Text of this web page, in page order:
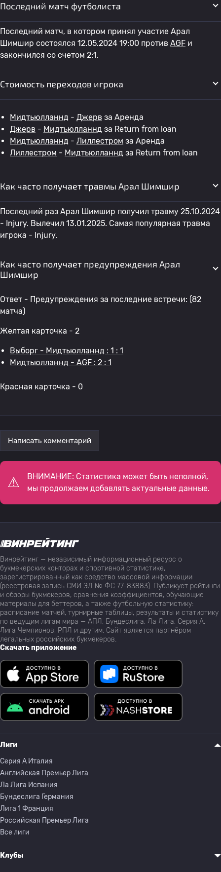
Последний матч футболиста
Последний матч, в котором принял участие Арал
Шимшир состоялся 12.05.2024 19:00 против AGF и
закончился со счетом 2:1.
Стоимость переходов игрока
Мидтьюлланнд - Джерв за Аренда
Джерв - Мидтьюлланнд за Return from loan
Мидтьюлланнд - Лиллестром за Аренда
Лиллестром - Мидтьюлланнд за Return from loan
Как часто получает травмы Арал Шимшир
Последний раз Арал Шимшир получил травму 25.10.2024
- Injury. Вылечил 13.01.2025. Самая популярная травма
игрока - Injury.
Как часто получает предупреждения Арал
Шимшир
Ответ - Предупреждения за последние встречи: (82
матча)
Желтая карточка - 2
Выборг - Мидтьюлланнд : 1 : 1
Мидтьюлланнд - AGF : 2 : 1
Красная карточка - 0
Написать комментарий
ВНИМАНИЕ: Статистика может быть неполной,
мы продолжаем добавлять актуальные данные.
Винрейтинг — независимый информационный ресурс о
букмекерских конторах и спортивной статистике,
зарегистрированный как средство массовой информации
(реестровая запись СМИ ЭЛ № ФС 77-83883). Публикует рейтинги
и обзоры букмекеров, сравнения коэффициентов, обучающие
материалы для беттеров, а также футбольную статистику:
расписание матчей, турнирные таблицы, результаты и статистику
по ведущим лигам мира — АПЛ, Бундеслига, Ла Лига, Серия А,
Лига Чемпионов, РПЛ и другим. Сайт является партнёром
легальных российских букмекеров.
Скачать приложение
Лиги
Серия A Италия
Английская Премьер Лига
Ла Лига Испания
Бундеслига Германия
Лига 1 Франция
Российская Премьер Лига
Все лиги
Клубы